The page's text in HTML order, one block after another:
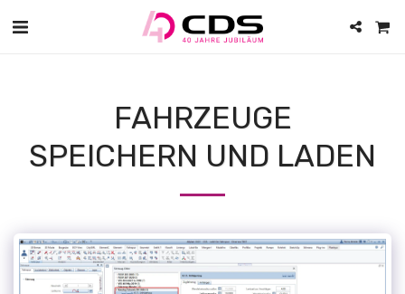
FAHRZEUGE
SPEICHERN UND LADEN